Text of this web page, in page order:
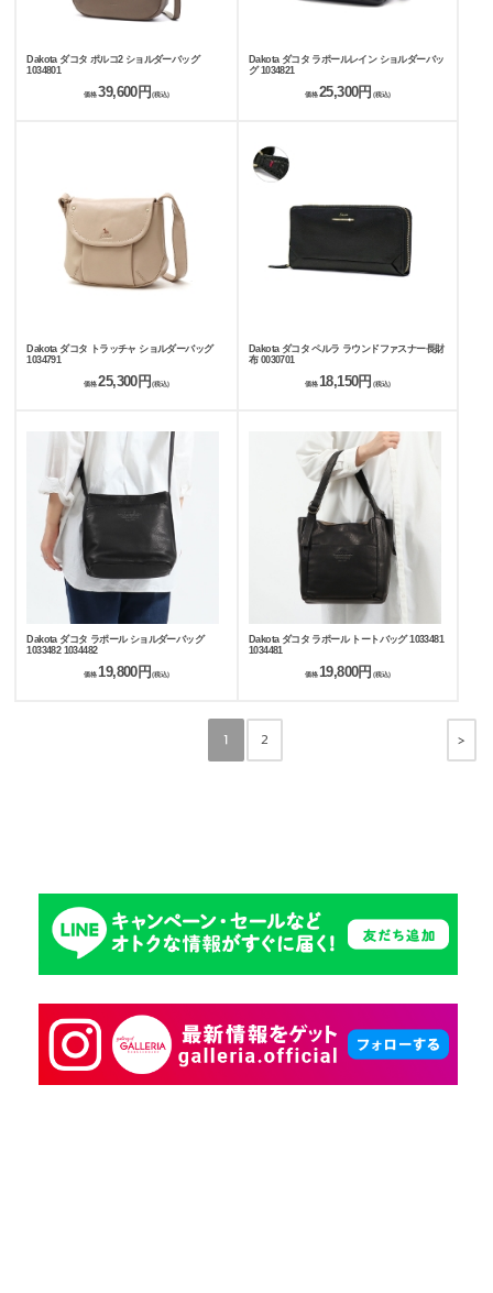
Dakota ダコタ ポルコ2 ショルダーバッグ
1034801
価格 39,600円 (税込)
Dakota ダコタ ラポールレイン ショルダーバッ
グ 1034821
価格25,300円 (税込)
Dakota ダコタ トラッチャ ショルダーバッグ
1034791
価格 25,300円 (税込)
Dakota ダコタ ペルラ ラウンドファスナー長財
布 0030701
価格18,150円 (税込)
Dakota ダコタ ラポール ショルダーバッグ
1033482 1034482
価格 19,800円 (税込)
Dakota ダコタ ラポール トートバッグ 1033481
1034481
価格 19,800円 (税込)
>
1 2